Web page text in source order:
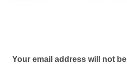
Your email address will not